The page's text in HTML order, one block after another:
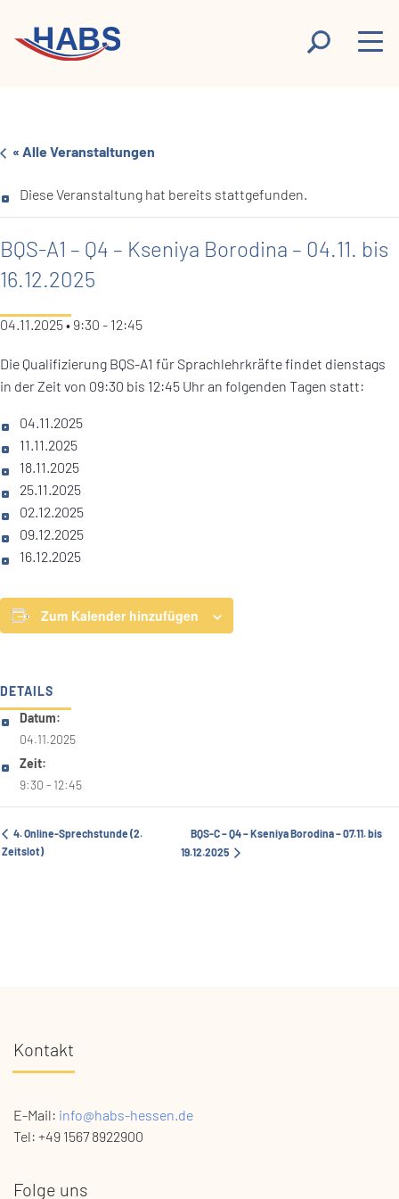
« Alle Veranstaltungen
Diese Veranstaltung hat bereits stattgefunden.
BQS-A1 – Q4 – Kseniya Borodina – 04.11. bis
16.12.2025
04.11.2025 • 9:30 - 12:45
Die Qualifizierung BQS-A1 für Sprachlehrkräfte findet dienstags
in der Zeit von 09:30 bis 12:45 Uhr an folgenden Tagen statt:
04.11.2025
11.11.2025
18.11.2025
25.11.2025
02.12.2025
09.12.2025
16.12.2025
Zum Kalender hinzufügen
DETAILS
Datum:
04.11.2025
Zeit:
9:30 - 12:45
4. Online-Sprechstunde (2.
Zeitslot)
BQS-C – Q4 – Kseniya Borodina – 07.11. bis
19.12.2025
Kontakt
E-Mail: info@habs-hessen.de
Tel: +49 1567 8922900
Folge uns